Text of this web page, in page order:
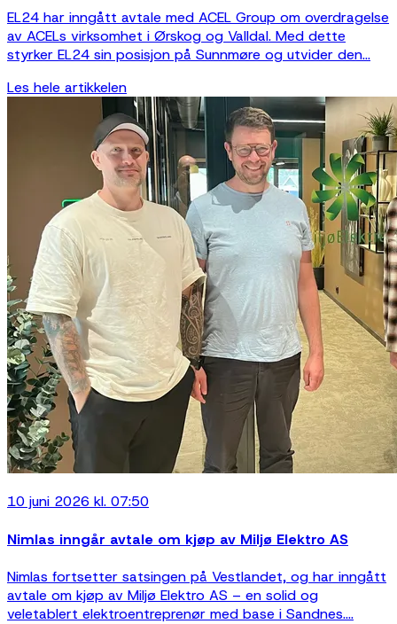
EL24 har inngått avtale med ACEL Group om overdragelse
av ACELs virksomhet i Ørskog og Valldal. Med dette
styrker EL24 sin posisjon på Sunnmøre og utvider den...
Les hele artikkelen
10 juni 2026 kl. 07:50
Nimlas inngår avtale om kjøp av Miljø Elektro AS
Nimlas fortsetter satsingen på Vestlandet, og har inngått
avtale om kjøp av Miljø Elektro AS – en solid og
veletablert elektroentreprenør med base i Sandnes....